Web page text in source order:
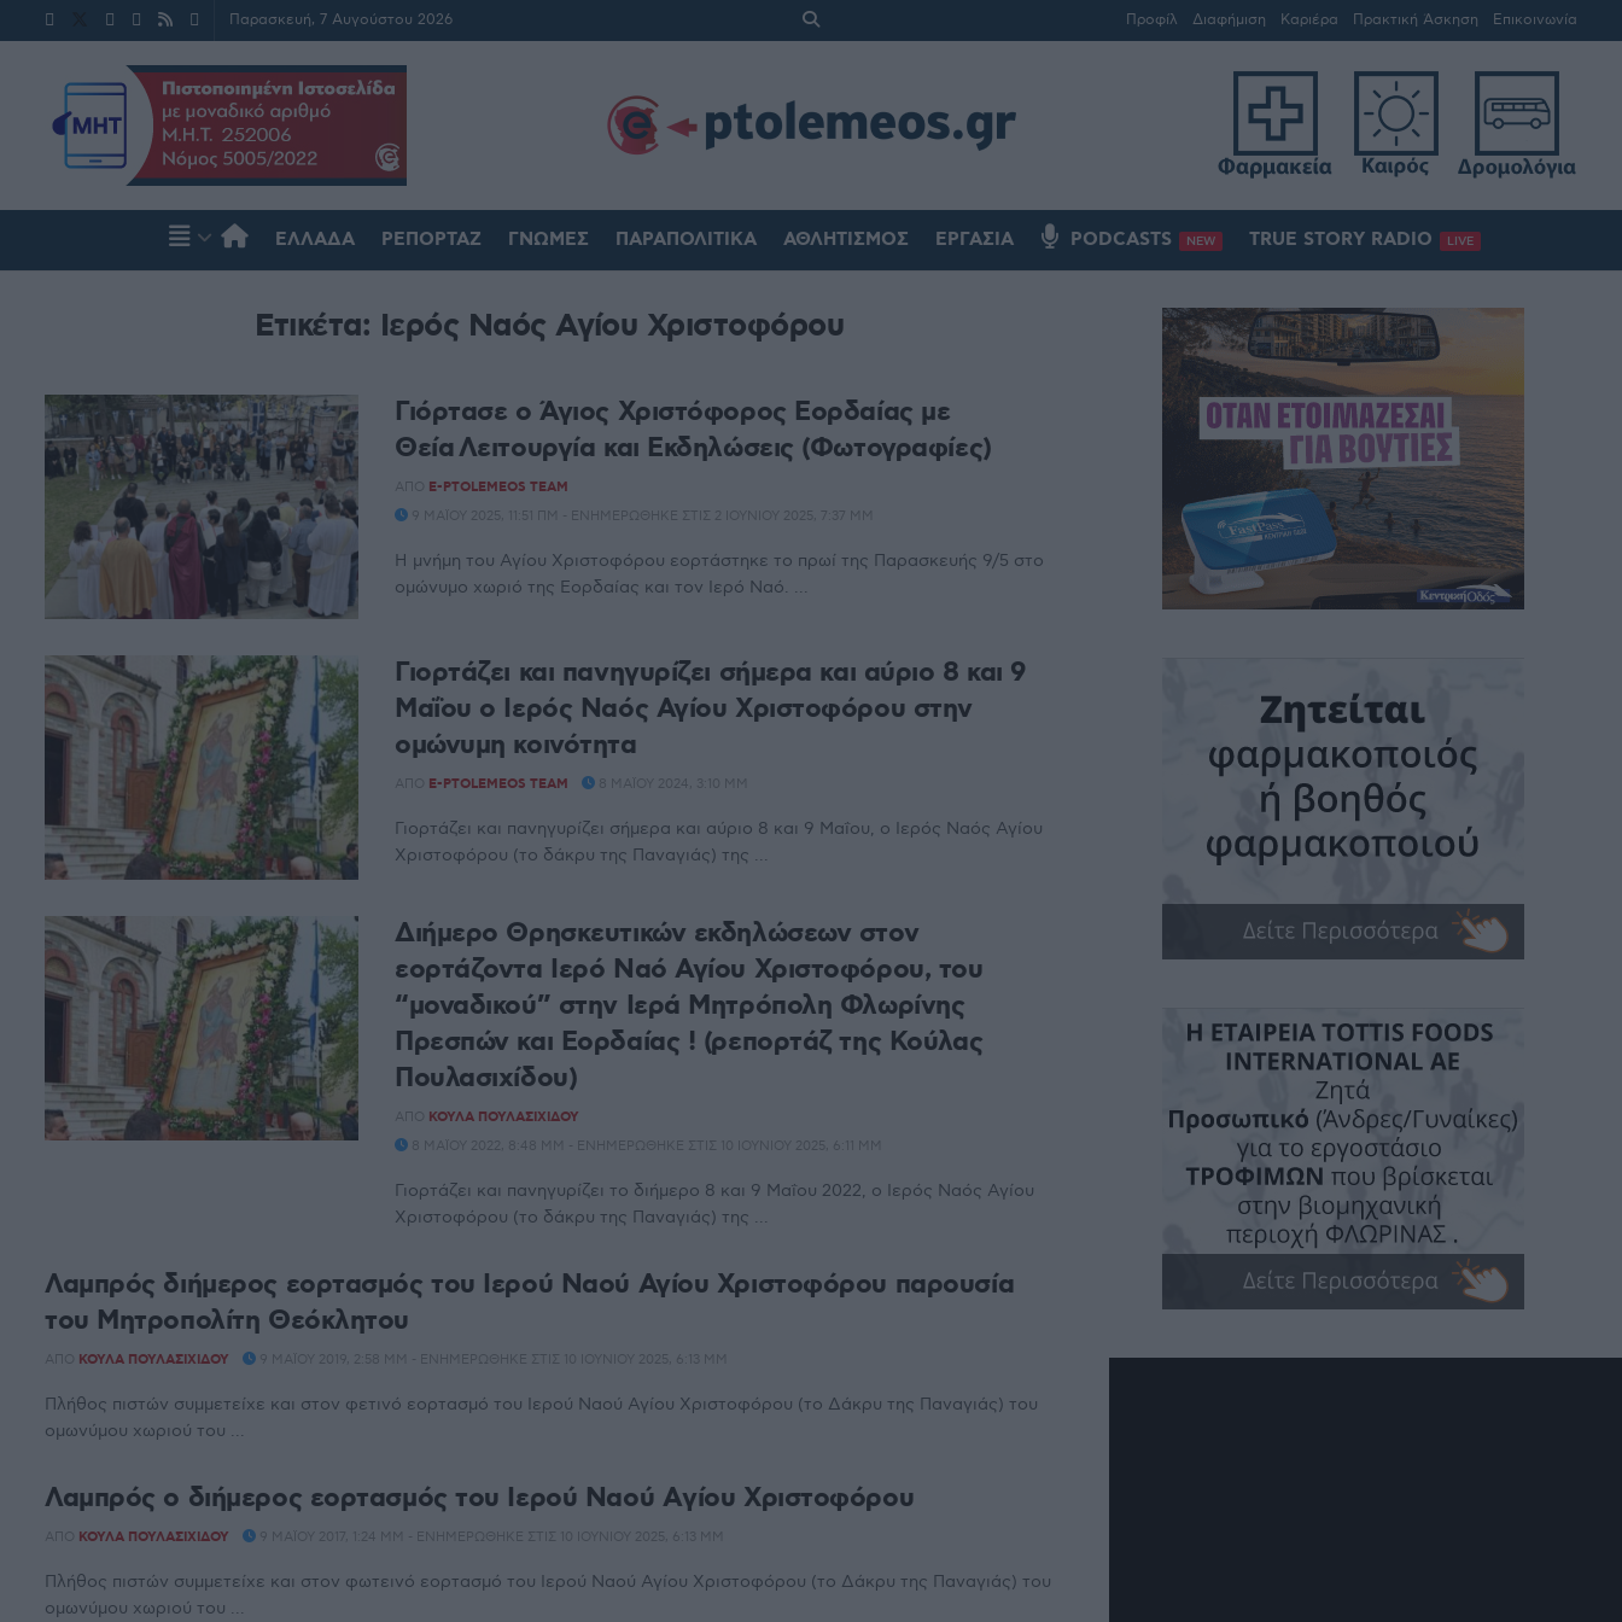
Παρασκευή, 7 Αυγούστου 2026 Προφίλ Διαφήμιση Καριέρα Πρακτική Άσκηση Επικοινωνία
ΕΛΛΆΔΑ ΡΕΠΟΡΤΆΖ ΓΝΏΜΕΣ ΠΑΡΑΠΟΛΙΤΙΚΆ ΑΘΛΗΤΙΣΜΌΣ ΕΡΓΑΣΊΑ PODCASTS NEW TRUE STORY RADIO LIVE
Ετικέτα: Ιερός Ναός Αγίου Χριστοφόρου
Γιόρτασε ο Άγιος Χριστόφορος Εορδαίας με
Θεία Λειτουργία και Εκδηλώσεις (Φωτογραφίες)
ΑΠΌ E-PTOLEMEOS TEAM
9 ΜΑΪ́ΟΥ 2025, 11:51 ΠΜ - ΕΝΗΜΕΡΏΘΗΚΕ ΣΤΙΣ 2 ΙΟΥΝΊΟΥ 2025, 7:37 ΜΜ
Η μνήμη του Αγίου Χριστοφόρου εορτάστηκε το πρωί της Παρασκευής 9/5 στο
ομώνυμο χωριό της Εορδαίας και τον Ιερό Ναό. ...
Γιορτάζει και πανηγυρίζει σήμερα και αύριο 8 και 9
Μαΐου ο Ιερός Ναός Αγίου Χριστοφόρου στην
ομώνυμη κοινότητα
ΑΠΌ E-PTOLEMEOS TEAM 8 ΜΑΪ́ΟΥ 2024, 3:10 ΜΜ
Γιορτάζει και πανηγυρίζει σήμερα και αύριο 8 και 9 Μαΐου, ο Ιερός Ναός Αγίου
Χριστοφόρου (το δάκρυ της Παναγιάς) της ...
Διήμερο Θρησκευτικών εκδηλώσεων στον
εορτάζοντα Ιερό Ναό Αγίου Χριστοφόρου, του
“μοναδικού” στην Ιερά Μητρόπολη Φλωρίνης
Πρεσπών και Εορδαίας ! (ρεπορτάζ της Κούλας
Πουλασιχίδου)
ΑΠΌ ΚΟΎΛΑ ΠΟΥΛΑΣΙΧΊΔΟΥ
8 ΜΑΪ́ΟΥ 2022, 8:48 ΜΜ - ΕΝΗΜΕΡΏΘΗΚΕ ΣΤΙΣ 10 ΙΟΥΝΊΟΥ 2025, 6:11 ΜΜ
Γιορτάζει και πανηγυρίζει το διήμερο 8 και 9 Μαΐου 2022, ο Ιερός Ναός Αγίου
Χριστοφόρου (το δάκρυ της Παναγιάς) της ...
Λαμπρός διήμερος εορτασμός του Ιερού Ναού Αγίου Χριστοφόρου παρουσία
του Μητροπολίτη Θεόκλητου
ΑΠΌ ΚΟΎΛΑ ΠΟΥΛΑΣΙΧΊΔΟΥ 9 ΜΑΪ́ΟΥ 2019, 2:58 ΜΜ - ΕΝΗΜΕΡΏΘΗΚΕ ΣΤΙΣ 10 ΙΟΥΝΊΟΥ 2025, 6:13 ΜΜ
Πλήθος πιστών συμμετείχε και στον φετινό εορτασμό του Ιερού Ναού Αγίου Χριστοφόρου (το Δάκρυ της Παναγιάς) του
ομωνύμου χωριού του ...
Λαμπρός ο διήμερος εορτασμός του Ιερού Ναού Aγίου Χριστοφόρου
ΑΠΌ ΚΟΎΛΑ ΠΟΥΛΑΣΙΧΊΔΟΥ 9 ΜΑΪ́ΟΥ 2017, 1:24 ΜΜ - ΕΝΗΜΕΡΏΘΗΚΕ ΣΤΙΣ 10 ΙΟΥΝΊΟΥ 2025, 6:13 ΜΜ
Πλήθος πιστών συμμετείχε και στον φωτεινό εορτασμό του Ιερού Ναού Αγίου Χριστοφόρου (το Δάκρυ της Παναγιάς) του
ομωνύμου χωριού του ...